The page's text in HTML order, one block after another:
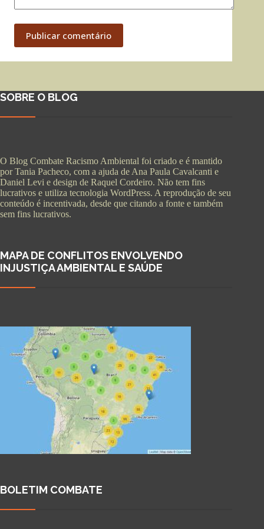
Publicar comentário
SOBRE O BLOG
O Blog Combate Racismo Ambiental foi criado e é mantido
por Tania Pacheco, com a ajuda de Ana Paula Cavalcanti e
Daniel Levi e design de Raquel Cordeiro. Não tem fins
lucrativos e utiliza tecnologia WordPress. A reprodução de seu
conteúdo é incentivada, desde que citando a fonte e também
sem fins lucrativos.
MAPA DE CONFLITOS ENVOLVENDO
INJUSTIÇA AMBIENTAL E SAÚDE
BOLETIM COMBATE